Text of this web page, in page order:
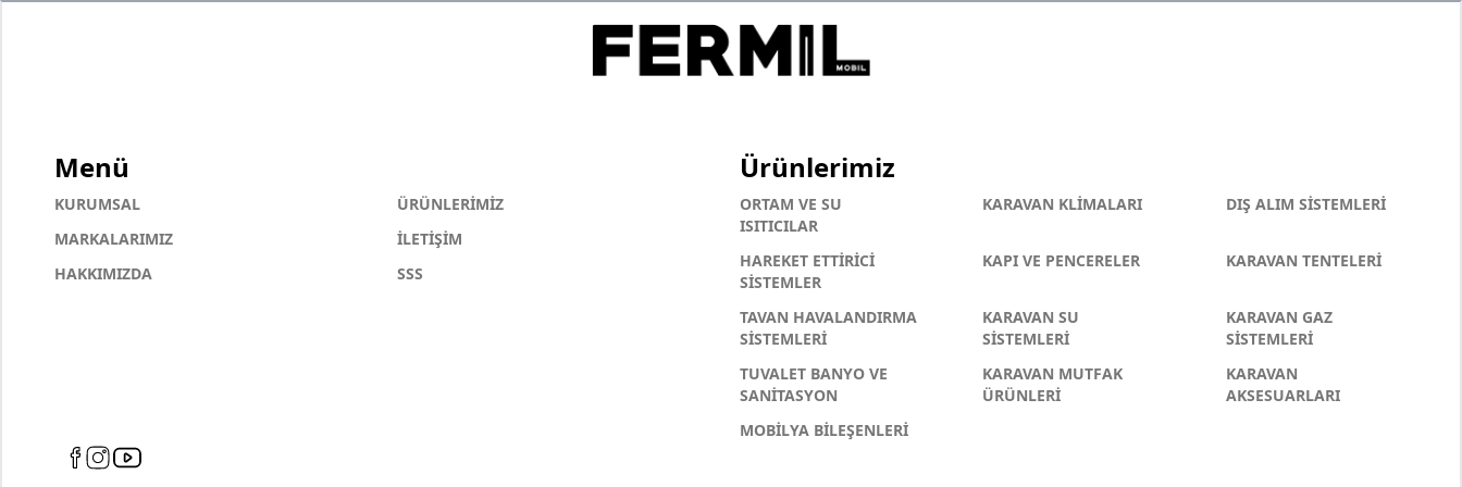
Menü
KURUMSAL
ÜRÜNLERİMİZ
MARKALARIMIZ
İLETİŞİM
HAKKIMIZDA
SSS
Ürünlerimiz
ORTAM VE SU
ISITICILAR
KARAVAN KLİMALARI DIŞ ALIM SİSTEMLERİ
HAREKET ETTİRİCİ
SİSTEMLER
KAPI VE PENCERELER KARAVAN TENTELERİ
TAVAN HAVALANDIRMA
SİSTEMLERİ
KARAVAN SU
SİSTEMLERİ
KARAVAN GAZ
SİSTEMLERİ
TUVALET BANYO VE
SANİTASYON
KARAVAN MUTFAK
ÜRÜNLERİ
KARAVAN
AKSESUARLARI
MOBİLYA BİLEŞENLERİ